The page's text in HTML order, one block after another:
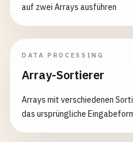
auf zwei Arrays ausführen
DATA PROCESSING
Array-Sortierer
Arrays mit verschiedenen
das ursprüngliche